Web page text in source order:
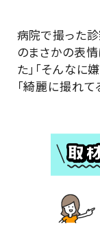
病院で撮った
のまさかの表情
た」「そんなに
「綺麗に撮れて